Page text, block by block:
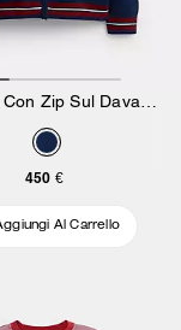
Cardigan Con Zip Sul Davanti In Cotone Organico E Poliestere Riciclato
450 €
Al Carrello